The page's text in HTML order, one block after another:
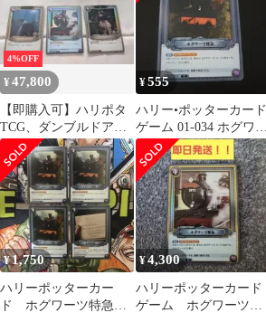
4%OFF
¥47,800
【即購入可】ハリポタ
TCG、ダンブルドア
UR、ハグリッドUR、
（他ホロカード有）
¥555
ハリー•ポッターカード
ゲーム 01-034 ホグワー
ツ特急
¥1,750
ハリーポッターカー
ド ホグワーツ特急
¥4,300
ハリーポッターカード
ゲーム ホグワーツ特